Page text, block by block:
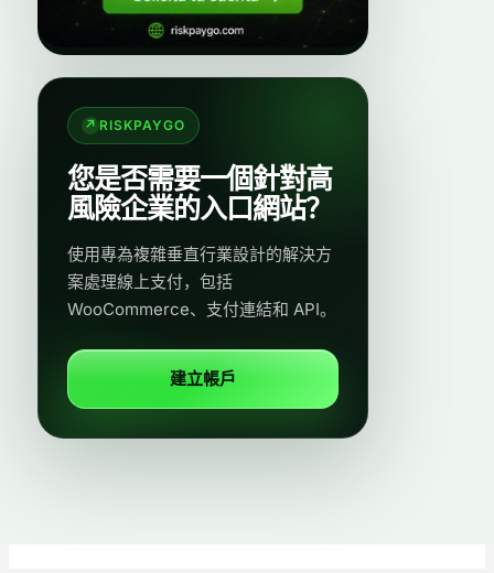
RISKPAYGO
您是否需要一個針對高
風險企業的入口網站？
使用專為複雜垂直行業設計的解決方
案處理線上支付，包括
WooCommerce、支付連結和 API。
建立帳戶